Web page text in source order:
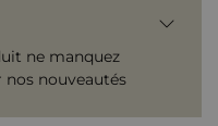
ne manquez
nos nouveautés